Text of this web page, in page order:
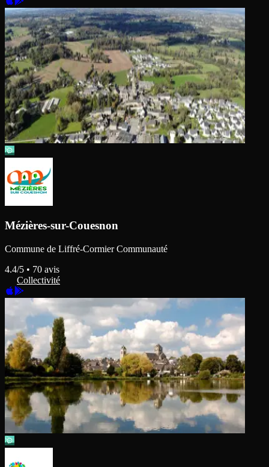
Mézières-sur-Couesnon
Commune de Liffré-Cormier Communauté
4.4/5 • 70 avis
Collectivité